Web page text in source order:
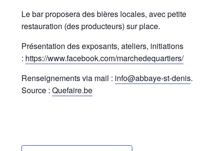
Le bar proposera des bières locales, avec petite
restauration (des producteurs) sur place.
Présentation des exposants, ateliers, initiations
: https://www.facebook.com/marchedequartiers/
Renseignements via mail : info@abbaye-st-denis.
Source : Quefaire.be